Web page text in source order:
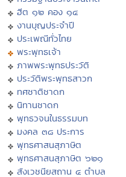
ฮีต ๑๒ คอง ๑๔
งานบุญประจำปี
ประเพณีทั่วไทย
พระพุทธเจ้า
ภาพพระพุทธประวัติ
ประวัติพระพุทธสาวก
ทศชาติชาดก
นิทานชาดก
พุทธวจนในธรรมบท
มงคล ๓๘ ประการ
พุทธศาสนสุภาษิต
พุทธศาสนสุภาษิต ๖๒๑
สังเวชนียสถาน ๔ ตำบล